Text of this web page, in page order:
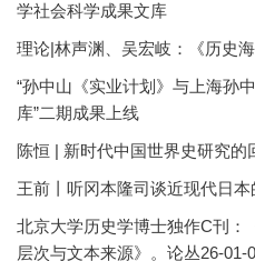
学社会科学成果文库
理论|林声渊、吴宏岐：《历史
“孙中山《实业计划》与上海孙
库”二期成果上线
陈恒 | 新时代中国世界史研究的
王前丨听冈本隆司谈近现代日
北京大学历史学博士独作C刊：
层次与文本来源》。论丛26-01-